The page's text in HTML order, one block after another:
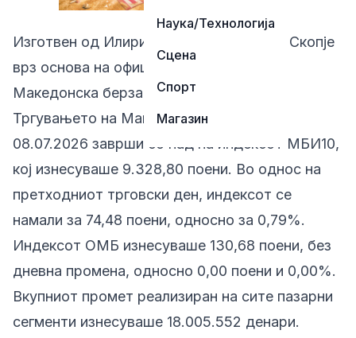
Наука/Технологија
Сцена
Спорт
Магазин
Изготвен од Илирика Инвестментс АД Скопје
врз основа на официјални податоци од
Македонска берза.
Тргувањето на Македонската берза на
08.07.2026 заврши со пад на индексот МБИ10,
кој изнесуваше 9.328,80 поени. Во однос на
претходниот трговски ден, индексот се
намали за 74,48 поени, односно за 0,79%.
Индексот ОМБ изнесуваше 130,68 поени, без
дневна промена, односно 0,00 поени и 0,00%.
Вкупниот промет реализиран на сите пазарни
сегменти изнесуваше 18.005.552 денари.